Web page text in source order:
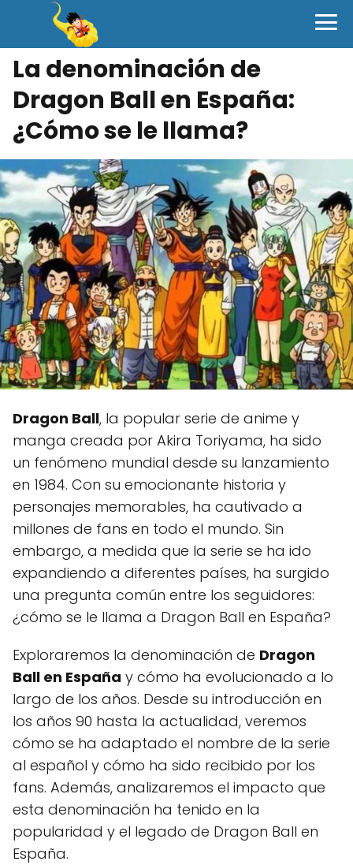
La denominación de
Dragon Ball en España:
¿Cómo se le llama?
Dragon Ball, la popular serie de anime y
manga creada por Akira Toriyama, ha sido
un fenómeno mundial desde su lanzamiento
en 1984. Con su emocionante historia y
personajes memorables, ha cautivado a
millones de fans en todo el mundo. Sin
embargo, a medida que la serie se ha ido
expandiendo a diferentes países, ha surgido
una pregunta común entre los seguidores:
¿cómo se le llama a Dragon Ball en España?
Exploraremos la denominación de Dragon
Ball en España y cómo ha evolucionado a lo
largo de los años. Desde su introducción en
los años 90 hasta la actualidad, veremos
cómo se ha adaptado el nombre de la serie
al español y cómo ha sido recibido por los
fans. Además, analizaremos el impacto que
esta denominación ha tenido en la
popularidad y el legado de Dragon Ball en
España.